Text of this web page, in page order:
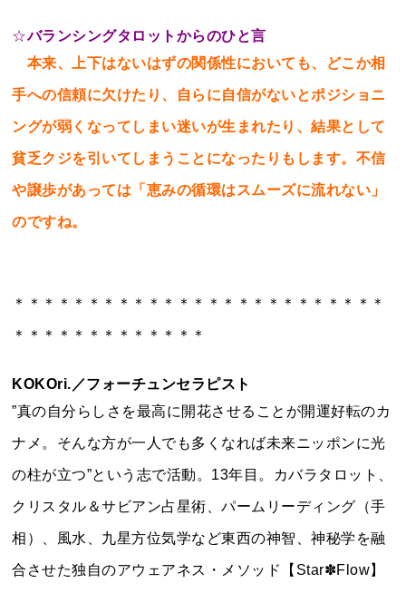
☆バランシングタロットからのひと言
本来、上下はないはずの関係性においても、どこか相
手への信頼に欠けたり、自らに自信がないとポジショニ
ングが弱くなってしまい迷いが生まれたり、結果として
貧乏クジを引いてしまうことになったりもします。不信
や譲歩があっては「恵みの循環はスムーズに流れない」
のですね。
＊＊＊＊＊＊＊＊＊＊＊＊＊＊＊＊＊＊＊＊＊＊＊＊＊
＊＊＊＊＊＊＊＊＊＊＊＊＊
KOKOri. ／フォーチュンセラピスト
”真の自分らしさを最高に開花させることが開運好転のカ
ナメ。そんな方が一人でも多くなれば未来ニッポンに光
の柱が立つ”という志で活動。13年目。カバラタロット、
クリスタル＆サビアン占星術、パームリーディング（手
相）、風水、九星方位気学など東西の神智、神秘学を融
合させた独自のアウェアネス・メソッド【Star✽Flow】